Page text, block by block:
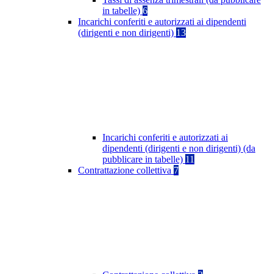
in tabelle) 6
Incarichi conferiti e autorizzati ai dipendenti
(dirigenti e non dirigenti) 13
Incarichi conferiti e autorizzati ai
dipendenti (dirigenti e non dirigenti) (da
pubblicare in tabelle) 11
Contrattazione collettiva 7